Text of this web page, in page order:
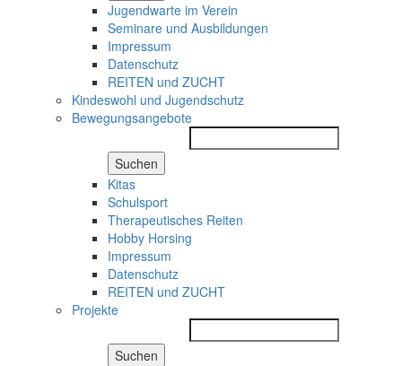
Jugendwarte im Verein
Seminare und Ausbildungen
Impressum
Datenschutz
REITEN und ZUCHT
Kindeswohl und Jugendschutz
Bewegungsangebote
Suchen
Kitas
Schulsport
Therapeutisches Reiten
Hobby Horsing
Impressum
Datenschutz
REITEN und ZUCHT
Projekte
Suchen